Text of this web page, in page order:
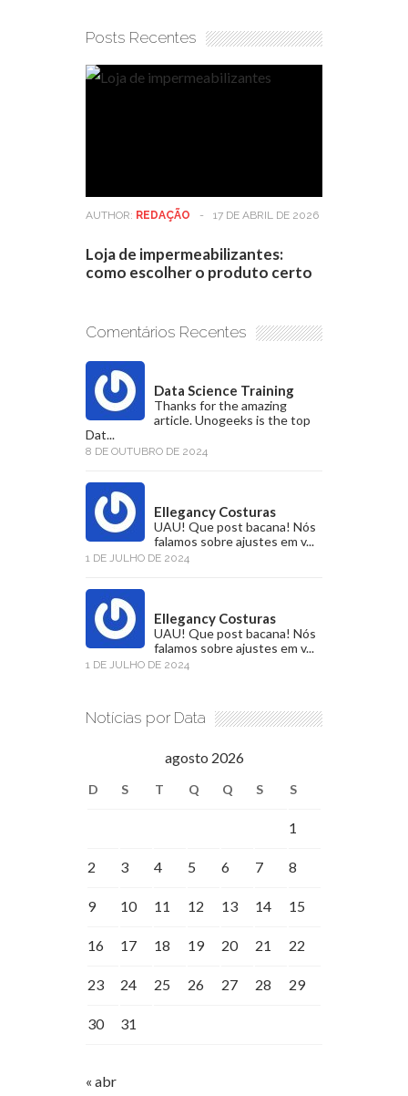
Posts Recentes
AUTHOR: REDAÇÃO - 17 DE ABRIL DE 2026
Loja de impermeabilizantes:
como escolher o produto certo
Comentários Recentes
Data Science Training
Thanks for the amazing
article. Unogeeks is the top
Dat...
8 DE OUTUBRO DE 2024
Ellegancy Costuras
UAU! Que post bacana! Nós
falamos sobre ajustes em v...
1 DE JULHO DE 2024
Ellegancy Costuras
UAU! Que post bacana! Nós
falamos sobre ajustes em v...
1 DE JULHO DE 2024
Notícias por Data
agosto 2026
D S T Q Q S S
1
2 3 4 5 6 7 8
9 10 11 12 13 14 15
16 17 18 19 20 21 22
23 24 25 26 27 28 29
30 31
« abr